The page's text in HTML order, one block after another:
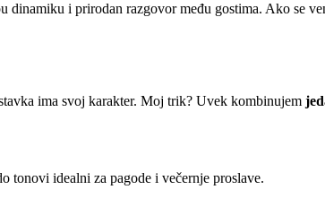
dinamiku i prirodan razgovor među gostima. Ako se
ima svoj karakter. Moj trik? Uvek kombinujem
tonovi idealni za pagode i večernje proslave.